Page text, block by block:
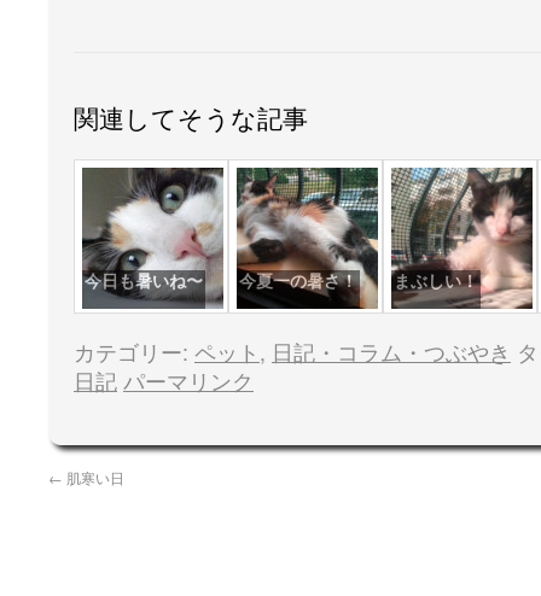
関連してそうな記事
今日も暑いね〜 今夏一の暑さ！ まぶしい！
カテゴリー: ペット , 日記・コラム・つぶやき
日記 パーマリンク
← 肌寒い日